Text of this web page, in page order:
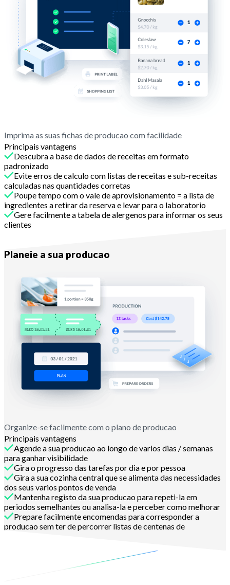
Imprima as suas fichas de producao com facilidade
Principais vantagens
Descubra a base de dados de receitas em formato
padronizado
Evite erros de calculo com listas de receitas e sub-receitas
calculadas nas quantidades corretas
Poupe tempo com o vale de aprovisionamento = a lista de
ingredientes a retirar da reserva e levar para o laboratorio
Gere facilmente a tabela de alergenos para informar os seus
clientes
Planeie a sua producao
Organize-se facilmente com o plano de producao
Principais vantagens
Agende a sua producao ao longo de varios dias / semanas
para ganhar visibilidade
Gira o progresso das tarefas por dia e por pessoa
Gira a sua cozinha central que se alimenta das necessidades
dos seus varios pontos de venda
Mantenha registo da sua producao para repeti-la em
periodos semelhantes ou analisa-la e perceber como melhorar
Prepare facilmente encomendas para corresponder a
producao sem ter de percorrer listas de centenas de